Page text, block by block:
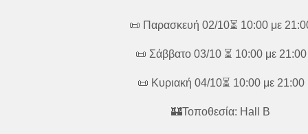
📜 Παρασκευή 02/10⏳ 10:00 με
📜 Σάββατο 03/10 ⏳ 10:00 με 21:00
📜 Κυριακή 04/10⏳ 10:00 με 21:00
🏰Τοποθεσία: Hall B